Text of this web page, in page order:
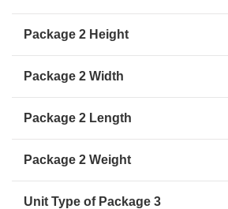
Package 2 Height
Package 2 Width
Package 2 Length
Package 2 Weight
Unit Type of Package 3